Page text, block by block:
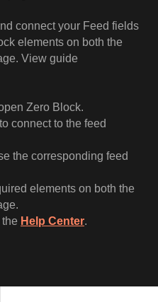
connect your Feed fields
elements on both the
View guide
Zero Block.
connect to the feed
the corresponding feed
elements on both the
Help Center.